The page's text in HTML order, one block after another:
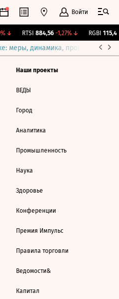
Войти
↓ RTSI 884,56 -1,27%↓ RGBI 115,4
меры, динамика, прогнозы
Наши проекты
ВЕДЫ
Город
Аналитика
Промышленность
Наука
Здоровье
Конференции
Премия Импульс
Правила торговли
Ведомости&
Капитал